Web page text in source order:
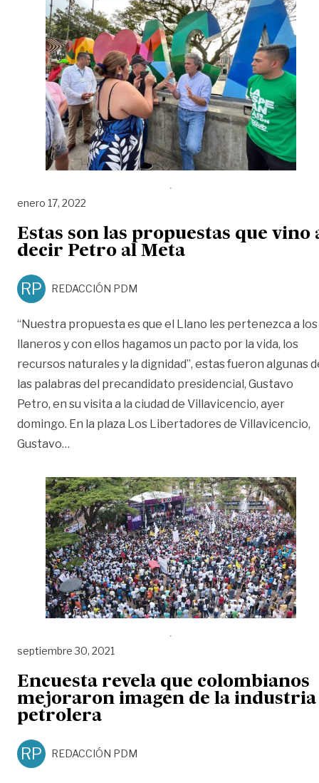
enero 17, 2022
Estas son las propuestas que vino
decir Petro al Meta
RP REDACCIÓN PDM
“Nuestra propuesta es que el Llano les pertenezca a los
llaneros y con ellos hagamos un pacto por la vida, los
recursos naturales y la dignidad”, estas fueron algunas
las palabras del precandidato presidencial, Gustavo
Petro, en su visita a la ciudad de Villavicencio, ayer
domingo. En la plaza Los Libertadores de Villavicencio,
Gustavo…
septiembre 30, 2021
Encuesta revela que colombianos
mejoraron imagen de la industria
petrolera
RP REDACCIÓN PDM